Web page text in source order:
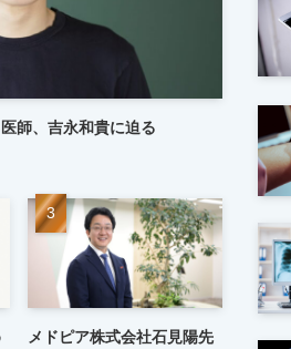
師、吉永和貴に迫る
メドピア株式会社石見陽先